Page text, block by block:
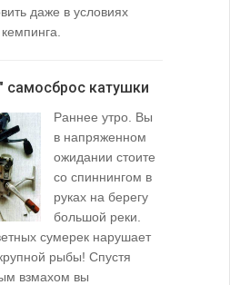
даже в условиях
самосброс катушки
Раннее утро. Вы
в напряженном
ожидании стоите
со спиннингом в
руках на берегу
большой реки.
сумерек нарушает
рыбы! Спустя
взмахом вы